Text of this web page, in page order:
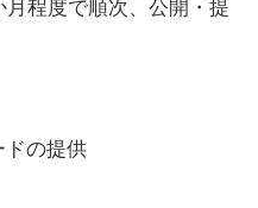
程度で順次、公開・提
ドの提供